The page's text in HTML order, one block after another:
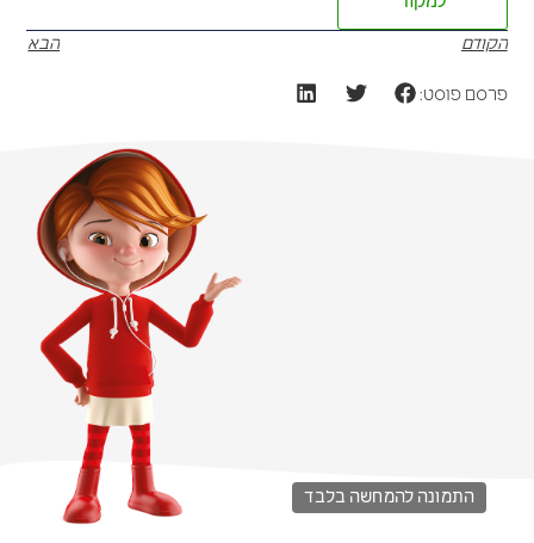
הקודם הבא
פרסם פוסט:
התמונה להמחשה בלבד